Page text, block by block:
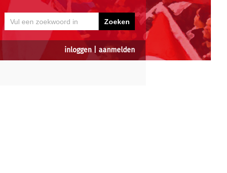
inloggen| aanmelden